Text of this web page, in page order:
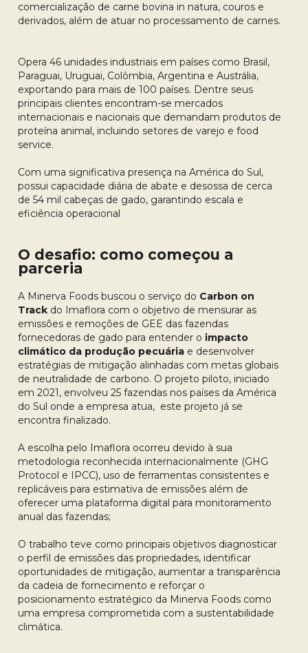
comercialização de carne bovina in natura, couros e
derivados, além de atuar no processamento de carnes.
Opera 46 unidades industriais em países como Brasil,
Paraguai, Uruguai, Colômbia, Argentina e Austrália,
exportando para mais de 100 países. Dentre seus
principais clientes encontram-se mercados
internacionais e nacionais que demandam produtos de
proteína animal, incluindo setores de varejo e food
service.
Com uma significativa presença na América do Sul,
possui capacidade diária de abate e desossa de cerca
de 54 mil cabeças de gado, garantindo escala e
eficiência operacional
O desafio: como começou a
parceria
A Minerva Foods buscou o serviço do Carbon on
Track do Imaflora com o objetivo de mensurar as
emissões e remoções de GEE das fazendas
fornecedoras de gado para entender o impacto
climático da produção pecuária e desenvolver
estratégias de mitigação alinhadas com metas globais
de neutralidade de carbono. O projeto piloto, iniciado
em 2021, envolveu 25 fazendas nos países da América
do Sul onde a empresa atua, este projeto já se
encontra finalizado.
A escolha pelo Imaflora ocorreu devido à sua
metodologia reconhecida internacionalmente (GHG
Protocol e IPCC), uso de ferramentas consistentes e
replicáveis para estimativa de emissões além de
oferecer uma plataforma digital para monitoramento
anual das fazendas;
O trabalho teve como principais objetivos diagnosticar
o perfil de emissões das propriedades, identificar
oportunidades de mitigação, aumentar a transparência
da cadeia de fornecimento e reforçar o
posicionamento estratégico da Minerva Foods como
uma empresa comprometida com a sustentabilidade
climática.